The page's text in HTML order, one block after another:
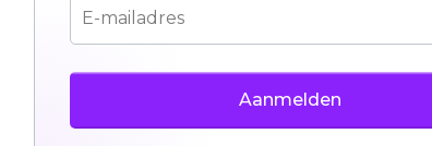
Ik help u